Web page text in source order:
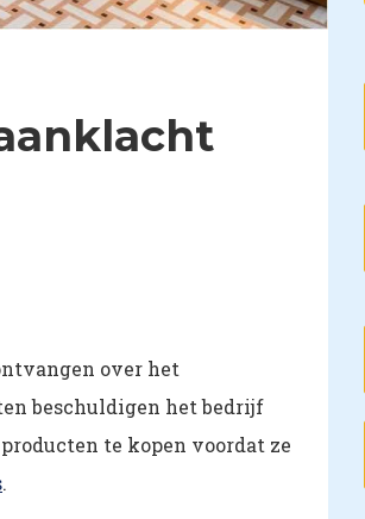
over het
beschuldigen het bedrijf
te kopen voordat ze
.